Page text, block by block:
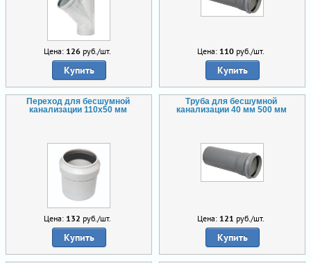
Цена: 126руб./шт.
Купить
Цена: 110руб./шт.
Купить
Переход для бесшумной
канализации 110х50 мм
Цена: 132 руб./шт.
Купить
Труба для бесшумной
канализации 40 мм 500 мм
Цена: 121 руб./шт.
Купить